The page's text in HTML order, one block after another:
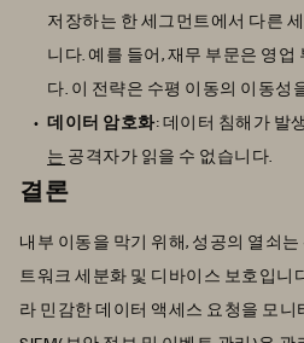
저장하는 한 세그먼트에서 다른
니다. 예를 들어, 재무 부문은 영
다. 이 전략은 수평 이동의 이동성
데이터 암호화: 데이터 침해가 발
는 공격자가 읽을 수 없습니다.
결론
내부 이동을 막기 위해, 성공의 열쇠
트워크 세분화 및 디바이스 보호입니
라 민감한 데이터 액세스 요청을 모